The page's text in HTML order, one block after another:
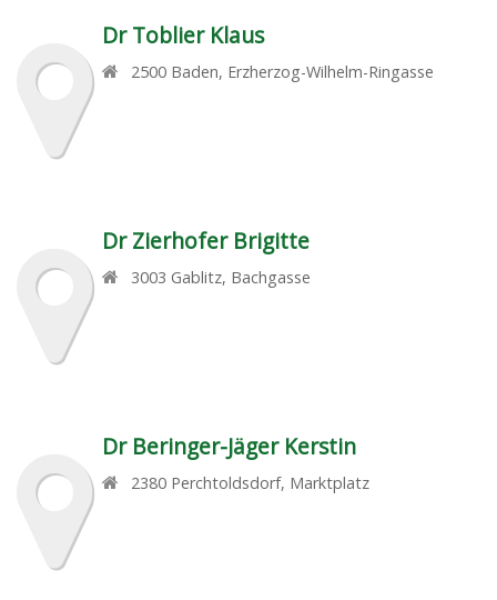
Dr Toblier Klaus
2500 Baden, Erzherzog-Wilhelm-Ringasse
Dr Zierhofer Brigitte
3003 Gablitz, Bachgasse
Dr Beringer-Jäger Kerstin
2380 Perchtoldsdorf, Marktplatz